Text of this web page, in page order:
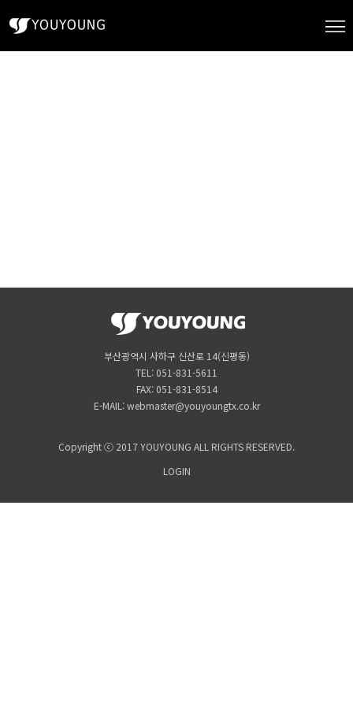
부산광역시 사하구 신산로 14(신평동)
TEL: 051-831-5611
FAX: 051-831-8514
E-MAIL: webmaster@youyoungtx.co.kr
Copyright ⓒ 2017 YOUYOUNG ALL RIGHTS RESERVED.
LOGIN